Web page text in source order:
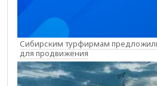
Сибирским турфирмам
для продвижения